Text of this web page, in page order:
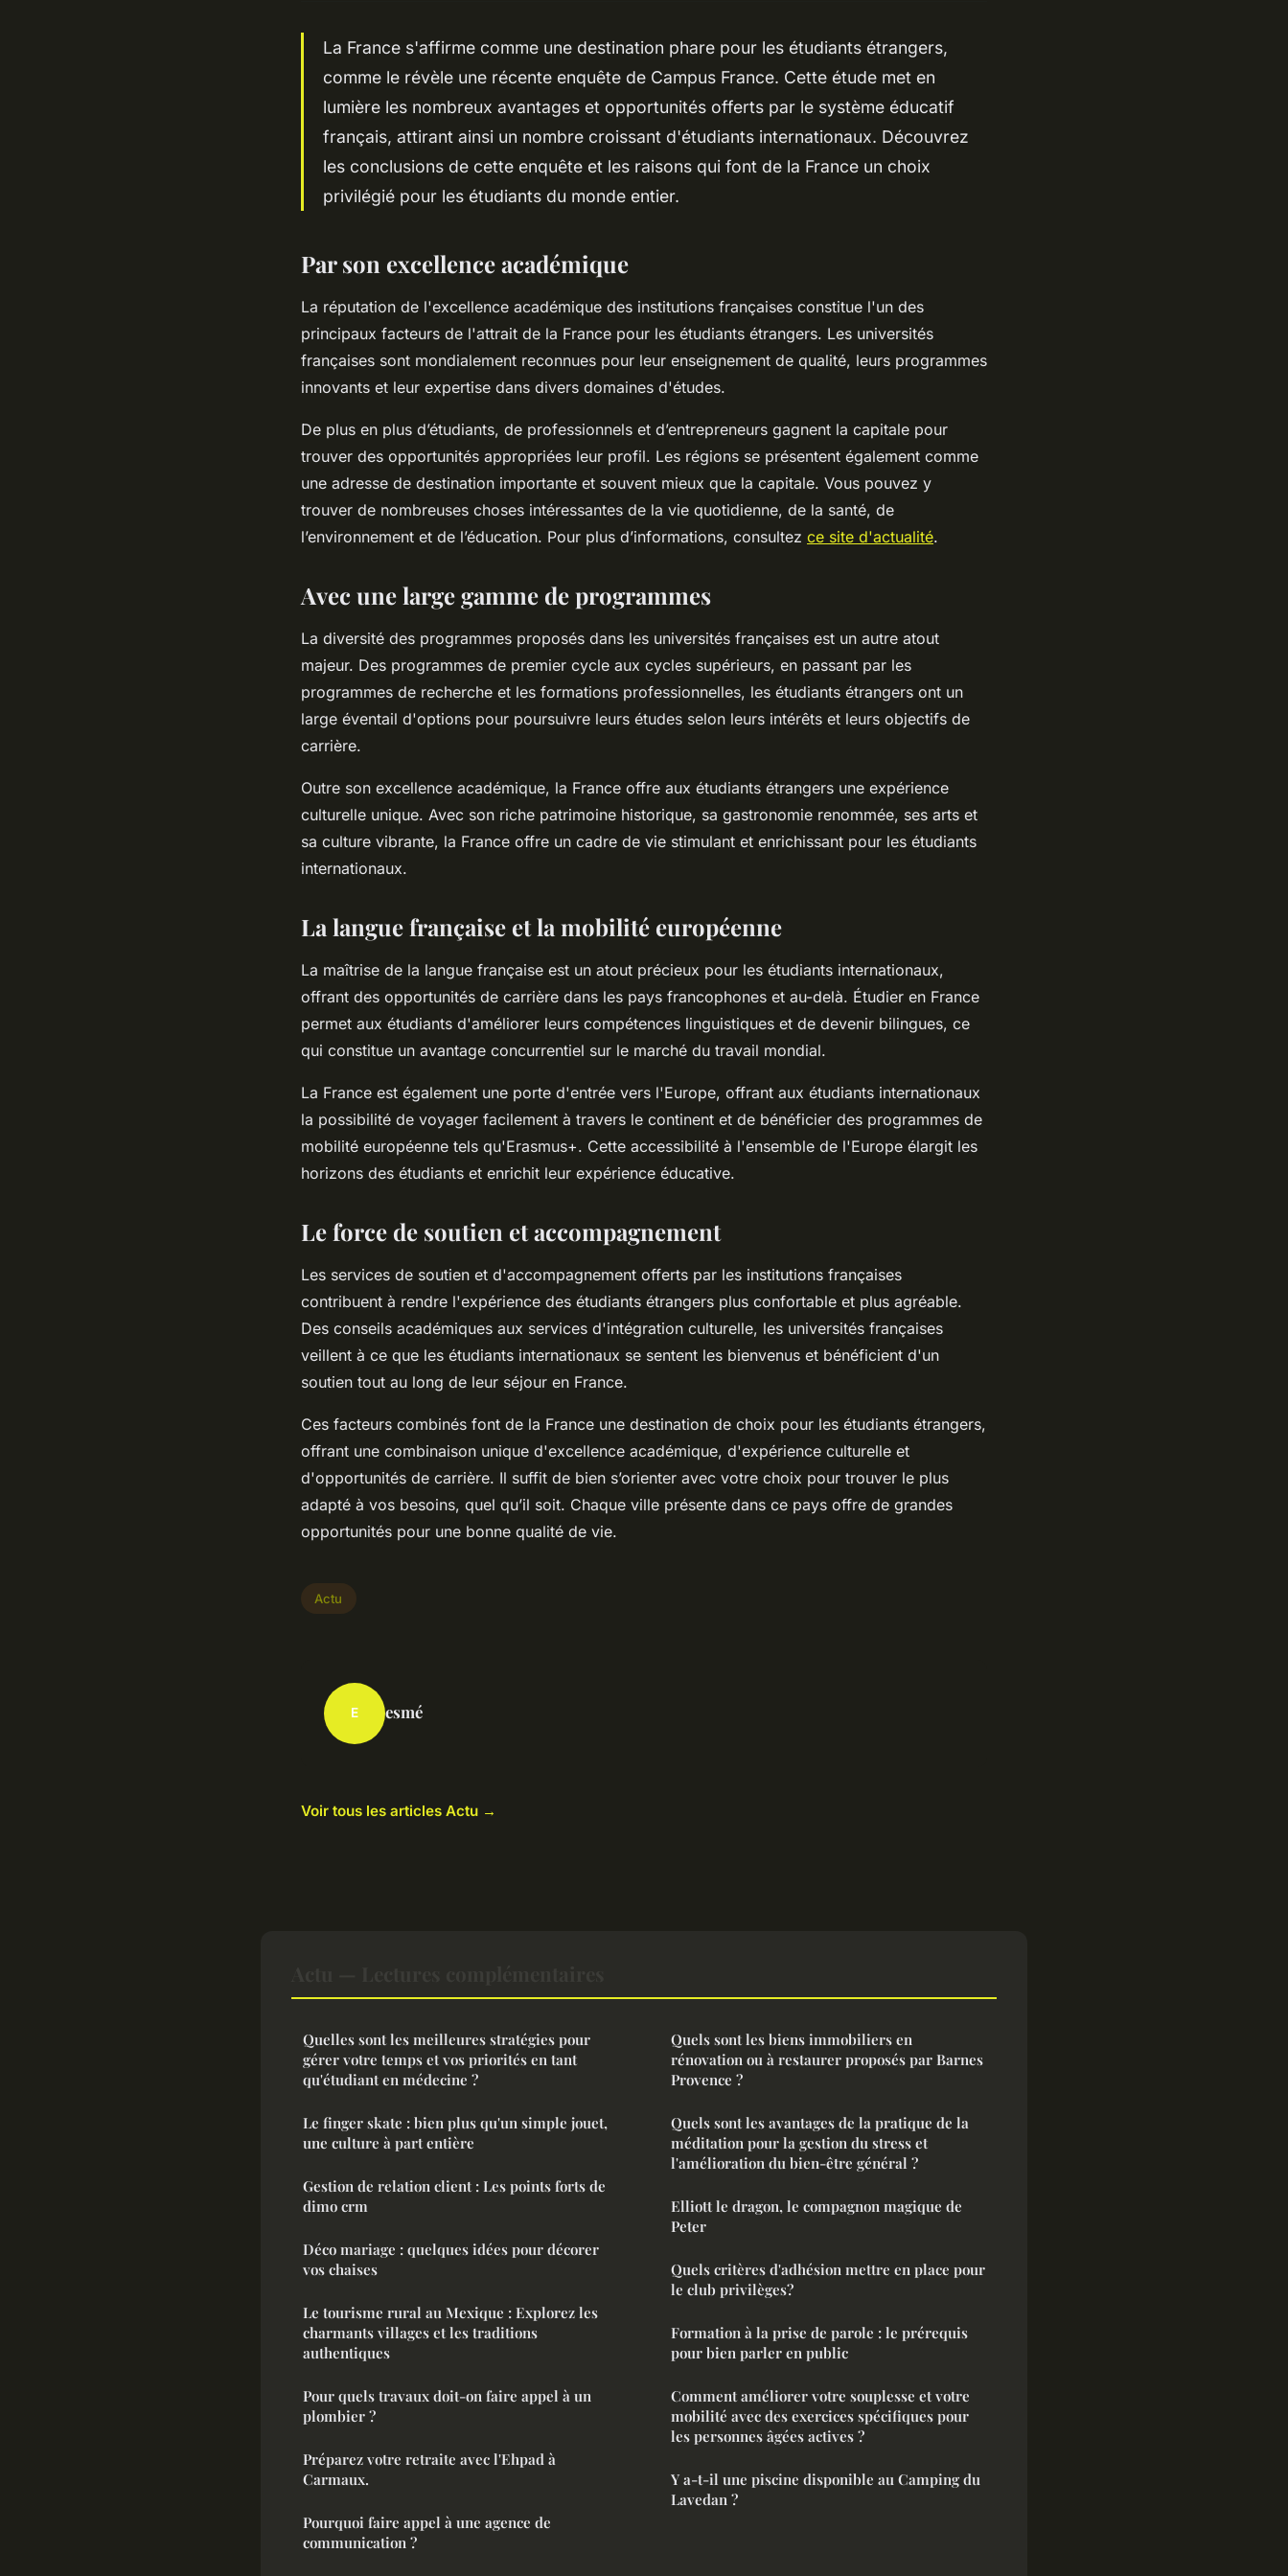
La France s'affirme comme une destination phare pour les étudiants étrangers,
comme le révèle une récente enquête de Campus France. Cette étude met en
lumière les nombreux avantages et opportunités offerts par le système éducatif
français, attirant ainsi un nombre croissant d'étudiants internationaux. Découvrez
les conclusions de cette enquête et les raisons qui font de la France un choix
privilégié pour les étudiants du monde entier.
Par son excellence académique
La réputation de l'excellence académique des institutions françaises constitue l'un des
principaux facteurs de l'attrait de la France pour les étudiants étrangers. Les universités
françaises sont mondialement reconnues pour leur enseignement de qualité, leurs programmes
innovants et leur expertise dans divers domaines d'études.
De plus en plus d’étudiants, de professionnels et d’entrepreneurs gagnent la capitale pour
trouver des opportunités appropriées leur profil. Les régions se présentent également comme
une adresse de destination importante et souvent mieux que la capitale. Vous pouvez y
trouver de nombreuses choses intéressantes de la vie quotidienne, de la santé, de
l’environnement et de l’éducation. Pour plus d’informations, consultez ce site d'actualité.
Avec une large gamme de programmes
La diversité des programmes proposés dans les universités françaises est un autre atout
majeur. Des programmes de premier cycle aux cycles supérieurs, en passant par les
programmes de recherche et les formations professionnelles, les étudiants étrangers ont un
large éventail d'options pour poursuivre leurs études selon leurs intérêts et leurs objectifs de
carrière.
Outre son excellence académique, la France offre aux étudiants étrangers une expérience
culturelle unique. Avec son riche patrimoine historique, sa gastronomie renommée, ses arts et
sa culture vibrante, la France offre un cadre de vie stimulant et enrichissant pour les étudiants
internationaux.
La langue française et la mobilité européenne
La maîtrise de la langue française est un atout précieux pour les étudiants internationaux,
offrant des opportunités de carrière dans les pays francophones et au-delà. Étudier en France
permet aux étudiants d'améliorer leurs compétences linguistiques et de devenir bilingues, ce
qui constitue un avantage concurrentiel sur le marché du travail mondial.
La France est également une porte d'entrée vers l'Europe, offrant aux étudiants internationaux
la possibilité de voyager facilement à travers le continent et de bénéficier des programmes de
mobilité européenne tels qu'Erasmus+. Cette accessibilité à l'ensemble de l'Europe élargit les
horizons des étudiants et enrichit leur expérience éducative.
Le force de soutien et accompagnement
Les services de soutien et d'accompagnement offerts par les institutions françaises
contribuent à rendre l'expérience des étudiants étrangers plus confortable et plus agréable.
Des conseils académiques aux services d'intégration culturelle, les universités françaises
veillent à ce que les étudiants internationaux se sentent les bienvenus et bénéficient d'un
soutien tout au long de leur séjour en France.
Ces facteurs combinés font de la France une destination de choix pour les étudiants étrangers,
offrant une combinaison unique d'excellence académique, d'expérience culturelle et
d'opportunités de carrière. Il suffit de bien s’orienter avec votre choix pour trouver le plus
adapté à vos besoins, quel qu’il soit. Chaque ville présente dans ce pays offre de grandes
opportunités pour une bonne qualité de vie.
Actu
E esmé
Voir tous les articles Actu →
Quelles sont les meilleures stratégies pour
gérer votre temps et vos priorités en tant
qu'étudiant en médecine ?
Le finger skate : bien plus qu'un simple jouet,
une culture à part entière
Gestion de relation client : Les points forts de
dimo crm
Déco mariage : quelques idées pour décorer
vos chaises
Le tourisme rural au Mexique : Explorez les
charmants villages et les traditions
authentiques
Pour quels travaux doit-on faire appel à un
plombier ?
Préparez votre retraite avec l'Ehpad à
Carmaux.
Pourquoi faire appel à une agence de
communication ?
Quels sont les biens immobiliers en
rénovation ou à restaurer proposés par Barnes
Provence ?
Quels sont les avantages de la pratique de la
méditation pour la gestion du stress et
l'amélioration du bien-être général ?
Elliott le dragon, le compagnon magique de
Peter
Quels critères d'adhésion mettre en place pour
le club privilèges?
Formation à la prise de parole : le prérequis
pour bien parler en public
Comment améliorer votre souplesse et votre
mobilité avec des exercices spécifiques pour
les personnes âgées actives ?
Y a-t-il une piscine disponible au Camping du
Lavedan ?